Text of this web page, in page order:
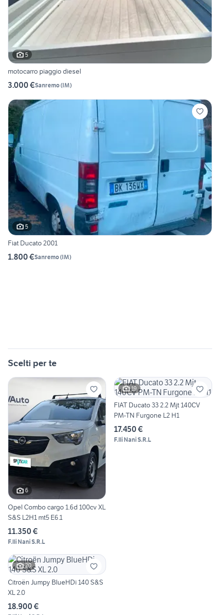
5
motocarro piaggio diesel
3.000 €Sanremo(IM)
5
Fiat Ducato 2001
1.800 €Sanremo(IM)
Scelti per te
6
Opel Combo cargo 1.6d 100cv XL
S&S L2H1 mt5 E6.1
11.350 €
F.lli Nani S.R.L
19
FIAT Ducato 33 2.2 Mjt 140CV
PM-TN Furgone L2 H1
17.450 €
F.lli Nani S.R.L
20
Citroën Jumpy BlueHDi 140 S&S
XL 2.0
18.900 €